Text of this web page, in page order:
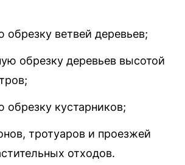
обрезку ветвей деревьев;
обрезку деревьев высотой
обрезку кустарников;
тротуаров и проезжей
отходов.